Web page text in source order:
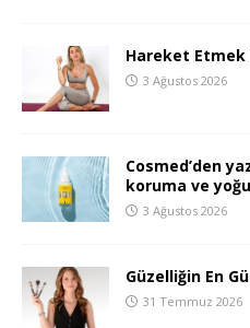
Hareket
3 Ağustos 2026
Cosmed’den
koruma ve
3 Ağustos 2026
Güzelliğin En
31 Temmuz 2026